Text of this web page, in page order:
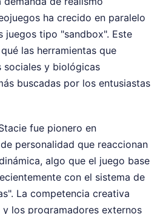
ha crecido en paralelo
juegos tipo "sandbox". Este
las herramientas que
sociales y biológicas
buscadas por los entusiastas
fue pionero en
personalidad que reaccionan
algo que el juego base
con el sistema de
La competencia creativa
los programadores externos